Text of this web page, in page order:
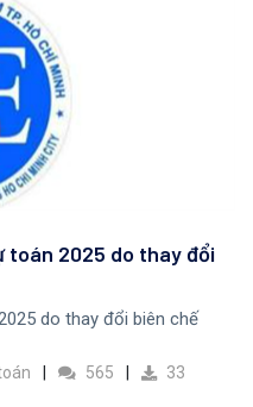
toán 2025 do thay đổi
do thay đổi biên chế
565 33